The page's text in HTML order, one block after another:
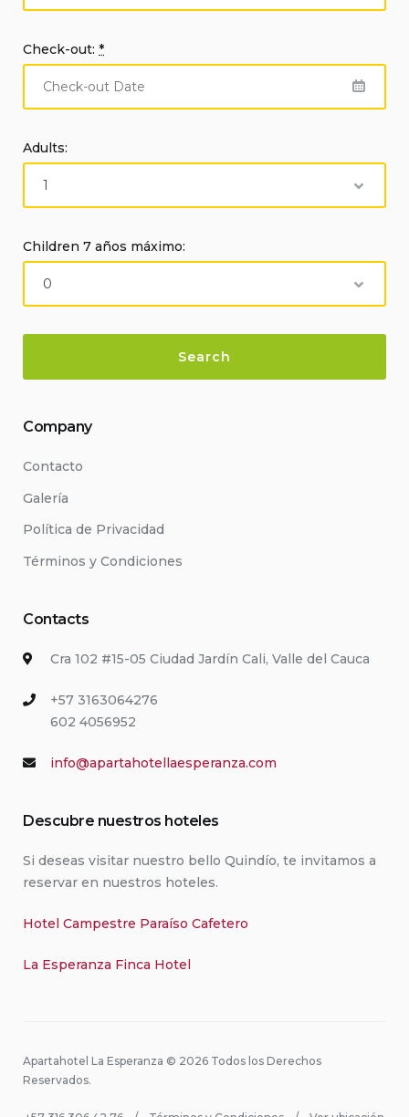
Check-out: *
Adults:
Children 7 años máximo:
Company
Contacto
Galería
Política de Privacidad
Términos y Condiciones
Contacts
Cra 102 #15-05 Ciudad Jardín Cali, Valle del Cauca
+57 3163064276
602 4056952
info@apartahotellaesperanza.com
Descubre nuestros hoteles
Si deseas visitar nuestro bello Quindío, te invitamos a
reservar en nuestros hoteles.
Hotel Campestre Paraíso Cafetero
La Esperanza Finca Hotel
Apartahotel La Esperanza © 2026 Todos los Derechos
Reservados.